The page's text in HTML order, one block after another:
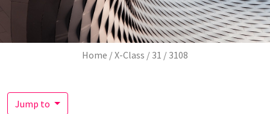
Breadcrumb
Home X-Class 31 3108
Jump to